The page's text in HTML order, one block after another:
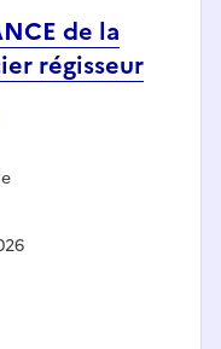
de la
régisseur
de SURVEILLANCE